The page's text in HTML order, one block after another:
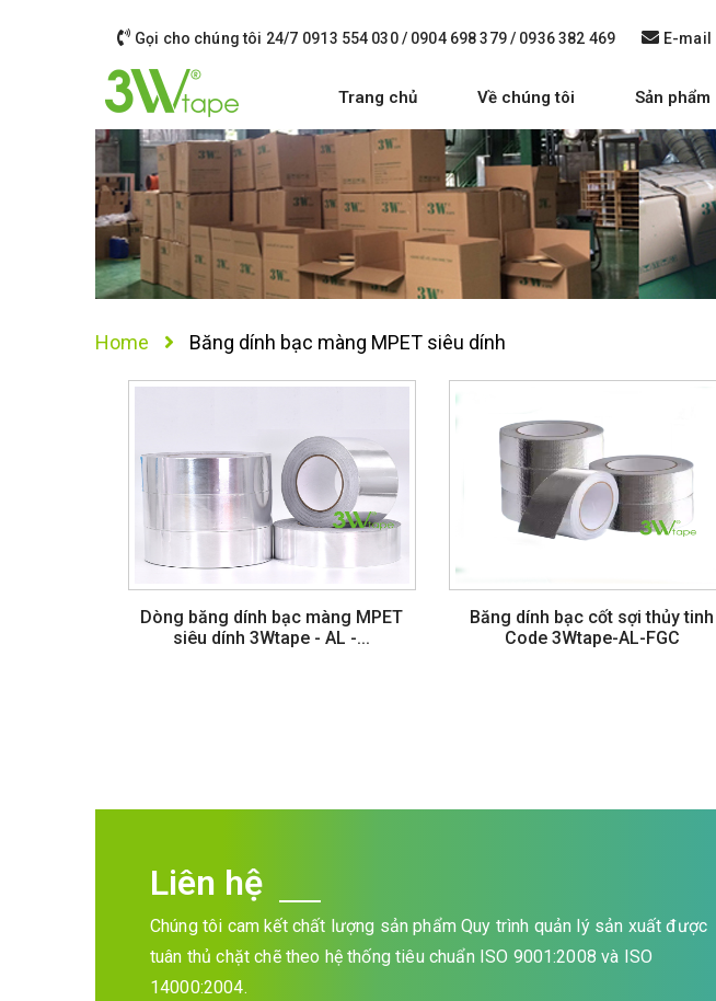
Gọi cho chúng tôi 24/7 0913 554 030 / 0904 698 379 / 0936 382 469 E-mail
Trang chủ Về chúng tôi Sản phẩm
Home Băng dính bạc màng MPET siêu dính
Dòng băng dính bạc màng MPET
siêu dính 3Wtape - AL -...
Băng dính bạc cốt sợi thủy tinh
Code 3Wtape-AL-FGC
Liên hệ
Chúng tôi cam kết chất lượng sản phẩm Quy trình quản lý sản xuất được
tuân thủ chặt chẽ theo hệ thống tiêu chuẩn ISO 9001:2008 và ISO
14000:2004.